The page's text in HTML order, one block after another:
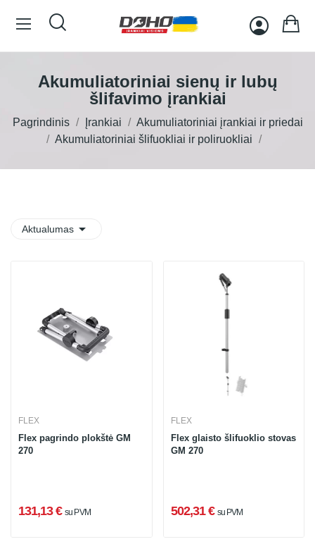
Akumuliatoriniai sienų ir lubų
šlifavimo įrankiai
Pagrindinis Įrankiai
Akumuliatoriniai įrankiai ir priedai
Akumuliatoriniai šlifuokliai ir poliruokliai
Aktualumas 
FLEX
Flex pagrindo plokštė GM
270
131,13 € su PVM
FLEX
Flex glaisto šlifuoklio stovas
GM 270
502,31 € su PVM